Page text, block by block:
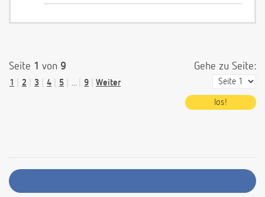
Seite 1 von 9
1 2 3 4 5 ... 9 Weiter
Gehe zu Seite: